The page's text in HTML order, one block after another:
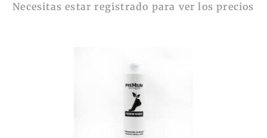
Necesitas estar registrado para ver los precios